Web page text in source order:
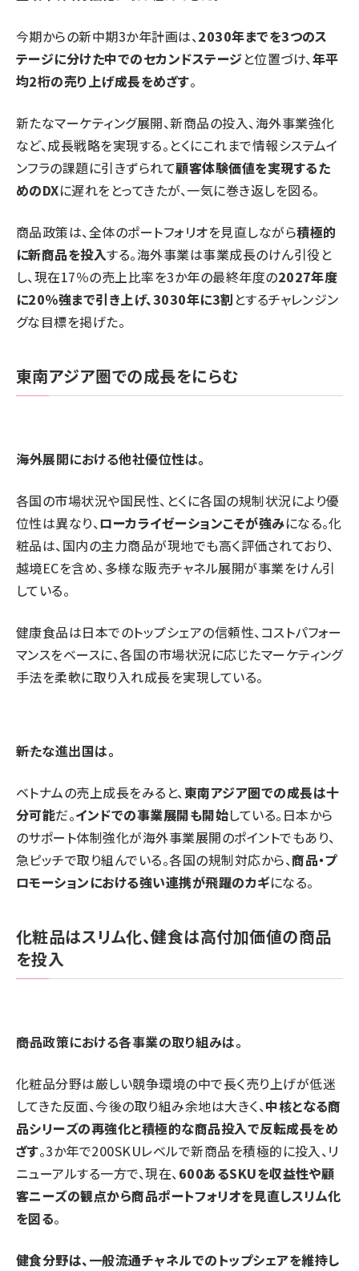
今期からの新中期3か年計画は、2030年までを3つのス
テージに分けた中でのセカンドステージと位置づけ、年平
均2桁の売り上げ成長をめざす。
新たなマーケティング展開、新商品の投入、海外事業強化
など、成長戦略を実現する。とくにこれまで情報システムイ
ンフラの課題に引きずられて顧客体験価値を実現するた
めのDXに遅れをとってきたが、一気に巻き返しを図る。
商品政策は、全体のポートフォリオを見直しながら積極的
に新商品を投入する。海外事業は事業成長のけん引役と
し、現在17％の売上比率を3か年の最終年度の2027年度
に20％強まで引き上げ、3030年に3割 とするチャレンジン
グな目標を掲げた。
東南アジア圏での成長をにらむ
――海外展開における他社優位性は。
各国の市場状況や国民性、とくに各国の規制状況により優
位性は異なり、ローカライゼーションこそが強みになる。化
粧品は、国内の主力商品が現地でも高く評価されており、
越境ECを含め、多様な販売チャネル展開が事業をけん引
している。
健康食品は日本でのトップシェアの信頼性、コストパフォー
マンスをベースに、各国の市場状況に応じたマーケティング
手法を柔軟に取り入れ成長を実現している。
――新たな進出国は。
ベトナムの売上成長をみると、東南アジア圏での成長は十
分可能だ。インドでの事業展開も開始している。日本から
のサポート体制強化が海外事業展開のポイントでもあり、
急ピッチで取り組んでいる。各国の規制対応から、商品・プ
ロモーションにおける強い連携が飛躍のカギになる。
化粧品はスリム化、健食は高付加価値の商品
を投入
――商品政策における各事業の取り組みは。
化粧品分野は厳しい競争環境の中で長く売り上げが低迷
してきた反面、今後の取り組み余地は大きく、中核となる商
品シリーズの再強化と積極的な商品投入で反転成長をめ
ざす。3か年で200SKUレベルで新商品を積極的に投入、リ
ニューアルする一方で、現在、600あるSKUを収益性や顧
客ニーズの観点から商品ポートフォリオを見直しスリム化
を図る。
健食分野は、一般流通チャネルでのトップシェアを維持し